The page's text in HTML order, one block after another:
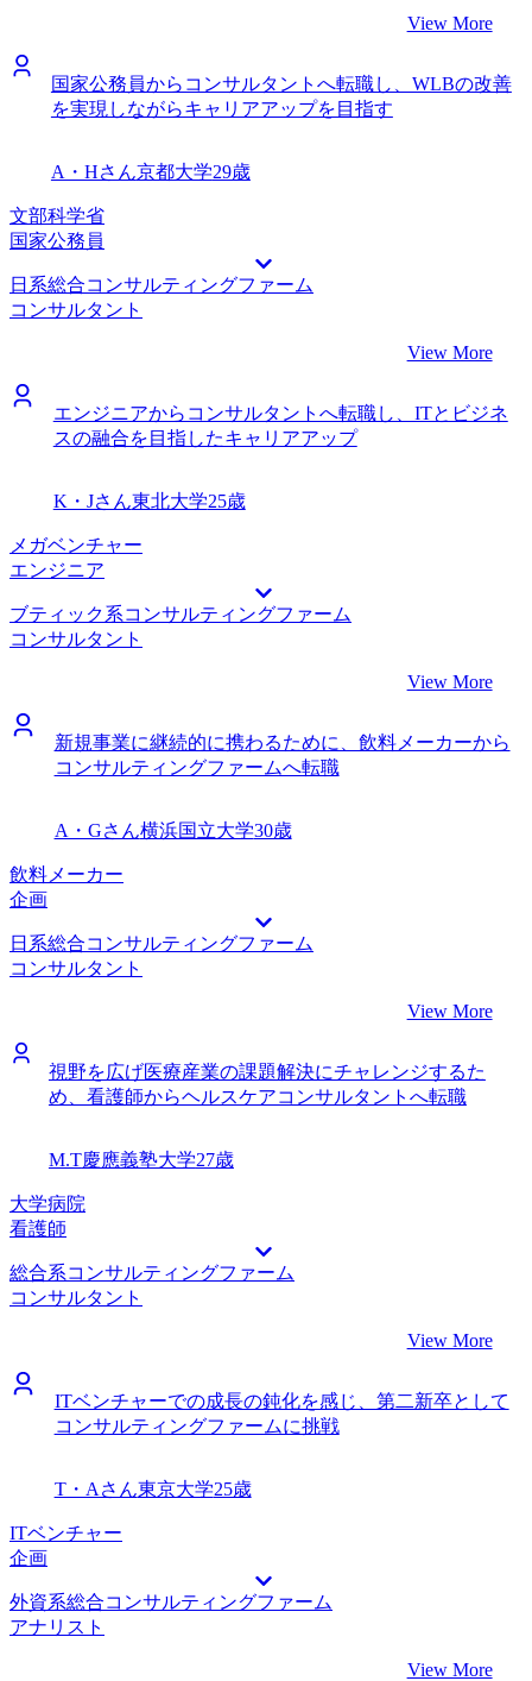
View More
国家公務員からコンサルタントへ転職し、WLBの改善
を実現しながらキャリアアップを目指す
A・Hさん京都大学29歳
文部科学省
国家公務員
日系総合コンサルティングファーム
コンサルタント
View More
エンジニアからコンサルタントへ転職し、ITとビジネ
スの融合を目指したキャリアアップ
K・Jさん東北大学25歳
メガベンチャー
エンジニア
ブティック系コンサルティングファーム
コンサルタント
View More
新規事業に継続的に携わるために、飲料メーカーから
コンサルティングファームへ転職
A・Gさん横浜国立大学30歳
飲料メーカー
企画
日系総合コンサルティングファーム
コンサルタント
View More
視野を広げ医療産業の課題解決にチャレンジするた
め、看護師からヘルスケアコンサルタントへ転職
M.T慶應義塾大学27歳
大学病院
看護師
総合系コンサルティングファーム
コンサルタント
View More
ITベンチャーでの成長の鈍化を感じ、第二新卒として
コンサルティングファームに挑戦
T・Aさん東京大学25歳
ITベンチャー
企画
外資系総合コンサルティングファーム
アナリスト
View More